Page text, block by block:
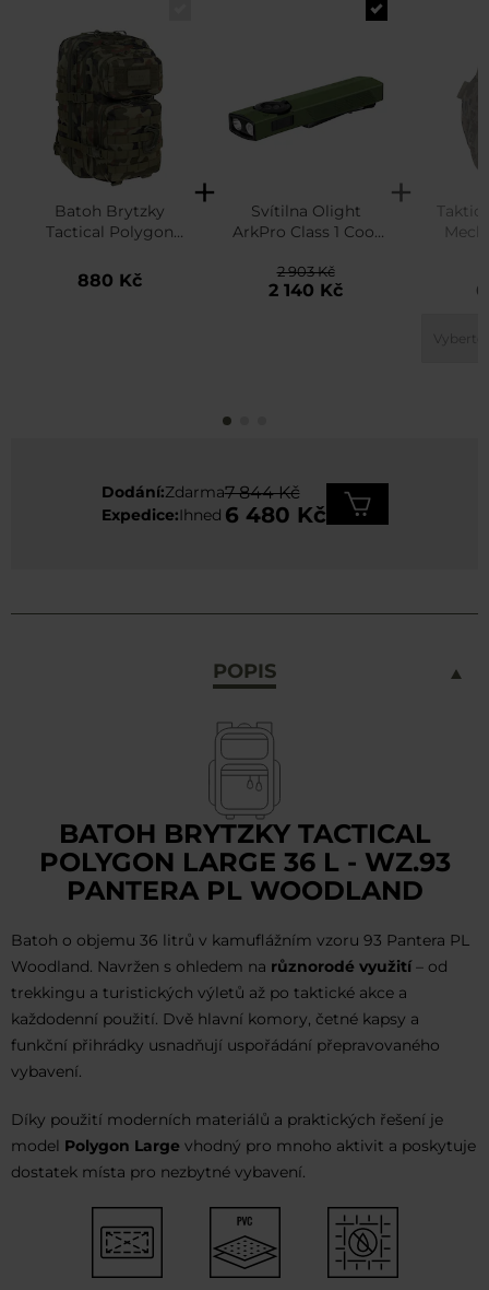
Batoh Brytzky
Tactical Polygon
Pantera PL
880 Kč
Svítilna Olight
ArkPro Class 1 Cool
1500 lumenů
2 140 Kč
2 903 Kč
Dodání:Zdarma
Expedice:Ihned
7 844 Kč
6 480 Kč
POPIS
BATOH BRYTZKY TACTICAL
POLYGON LARGE 36 L - WZ.93
PANTERA PL WOODLAND
Batoh o objemu 36 litrů v kamuflážním vzoru 93 Pantera PL
Woodland. Navržen s ohledem na různorodé využití– od
trekkingu a turistických výletů až po taktické akce a
každodenní použití. Dvě hlavní komory, četné kapsy a
funkční přihrádky usnadňují uspořádání přepravovaného
vybavení.
Díky použití moderních materiálů a praktických řešení je
model Polygon Large vhodný pro mnoho aktivit a poskytuje
dostatek místa pro nezbytné vybavení.